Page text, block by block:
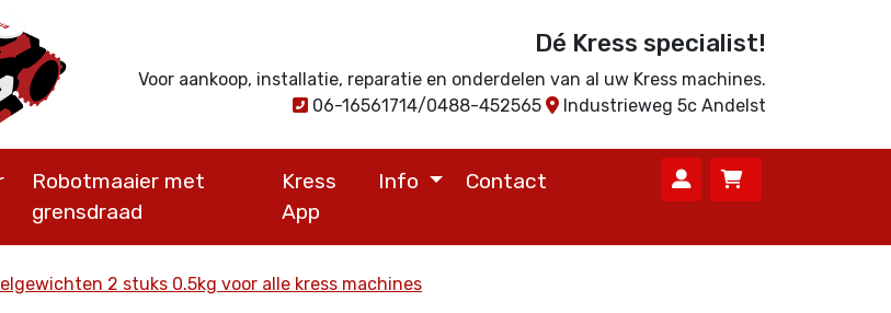
Dé Kress specialist!
Voor aankoop, installatie, reparatie en onderdelen van al uw Kress machines.
06-16561714/0488-452565
Industrieweg 5c Andelst
Robotmaaier met
grensdraad
Kress
App
Info Contact
2 stuks 0.5kg voor alle kress machines